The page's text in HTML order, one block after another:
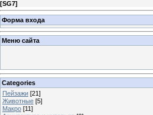
[SG7]
Форма входа
Меню сайта
Categories
Пейзажи [21]
Животные [5]
Макро [11]